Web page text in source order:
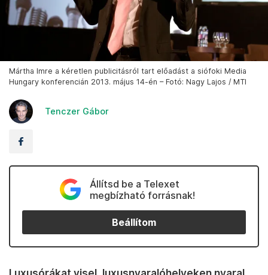
Mártha Imre a kéretlen publicitásról tart előadást a siófoki Media
Hungary konferencián 2013. május 14-én – Fotó: Nagy Lajos / MTI
Tenczer Gábor
Állítsd be a Telexet
megbízható forrásnak!
Beállítom